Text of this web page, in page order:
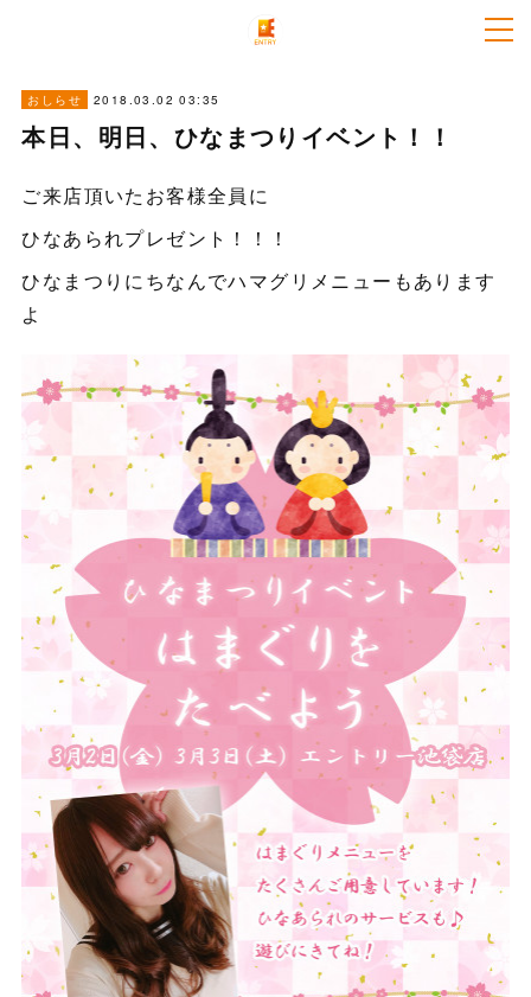
おしらせ 2018.03.02 03:35
本日、明日、ひなまつりイベント！！
ご来店頂いたお客様全員に
ひなあられプレゼント！！！
ひなまつりにちなんでハマグリメニューもあります
よ